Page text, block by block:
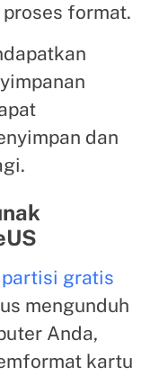
format.
dan
gratis
mengunduh
Anda,
kartu